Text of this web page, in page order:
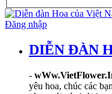
Đăng nhập
DIỄN ĐÀN
-
yêu hoa, chúc các